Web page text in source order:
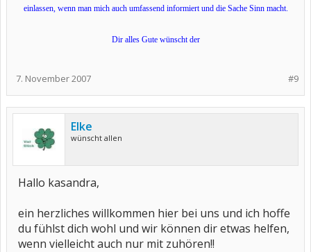
einlassen, wenn man mich auch umfassend informiert und die Sache Sinn macht.
Dir alles Gute wünscht der
#9
7. November 2007
Elke
wünscht allen
Hallo kasandra,
ein herzliches willkommen hier bei uns und ich hoffe
du fühlst dich wohl und wir können dir etwas helfen,
wenn vielleicht auch nur mit zuhören!!